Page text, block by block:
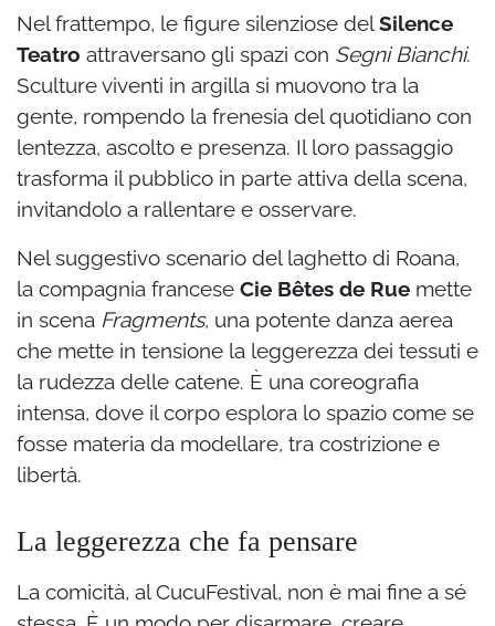
Nel frattempo, le figure silenziose delSilence
Teatro attraversano gli spazi con Segni Bianchi.
Sculture viventi in argilla si muovono tra la
gente, rompendo la frenesia del quotidiano con
lentezza, ascolto e presenza. Il loro passaggio
trasforma il pubblico in parte attiva della scena,
invitandolo a rallentare e osservare.
Nel suggestivo scenario del laghetto di Roana,
la compagnia francese Cie Bêtes de Rue mette
in scena Fragments, una potente danza aerea
che mette in tensione la leggerezza dei tessuti e
la rudezza delle catene. È una coreografia
intensa, dove il corpo esplora lo spazio come se
fosse materia da modellare, tra costrizione e
libertà.
La leggerezza che fa pensare
La comicità, al CucuFestival, non è mai fine a sé